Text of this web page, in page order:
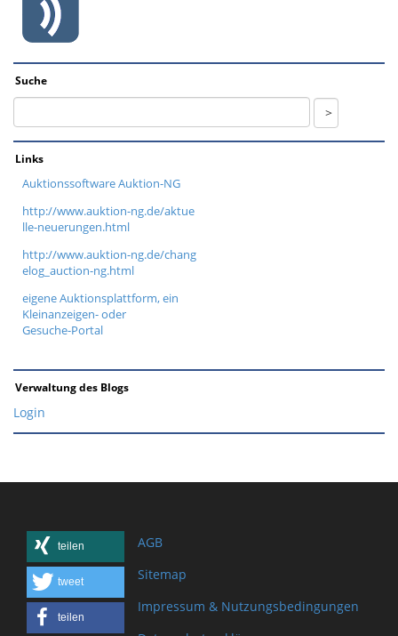
Suche
Links
Auktionssoftware Auktion-NG
http://www.auktion-ng.de/aktue
lle-neuerungen.html
http://www.auktion-ng.de/chang
elog_auction-ng.html
eigene Auktionsplattform, ein
Kleinanzeigen- oder
Gesuche-Portal
Verwaltung des Blogs
Login
teilen
tweet
teilen
AGB
Sitemap
Impressum & Nutzungsbedingungen